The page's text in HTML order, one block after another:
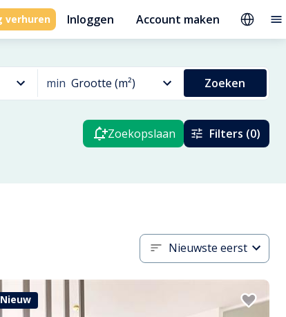
verhuren Inloggen Account maken
min Grootte (m²) Zoeken
Zoekopslaan Filters (0)
Nieuwste eerst
Nieuw